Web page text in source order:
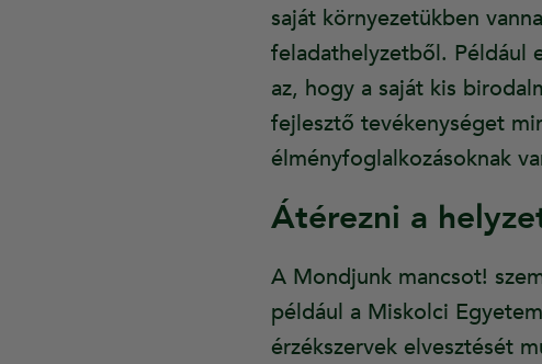
saját környezetükben
feladathelyzetből. Például
az, hogy a saját kis
fejlesztő tevékenységet
élményfoglalkozásoknak
Átérezni a
A Mondjunk mancsot!
például a Miskolci
érzékszervek elvesztését